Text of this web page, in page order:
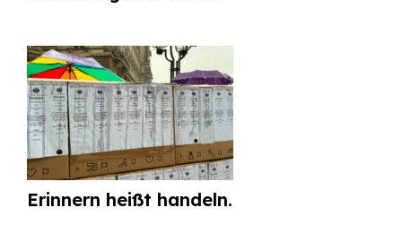
Erinnern heißt handeln.